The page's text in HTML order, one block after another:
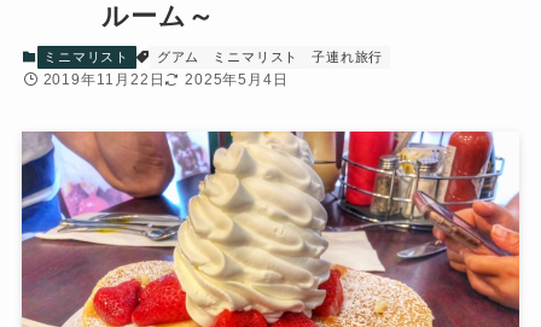
ルーム～
ミニマリスト グアム ミニマリスト 子連れ旅行
2019年11月22日 2025年5月4日